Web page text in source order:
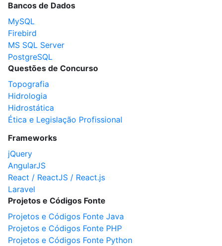
Bancos de Dados
MySQL
Firebird
MS SQL Server
PostgreSQL
Questões de Concurso
Topografia
Hidrologia
Hidrostática
Ética e Legislação Profissional
Frameworks
jQuery
AngularJS
React / ReactJS / React.js
Laravel
Projetos e Códigos Fonte
Projetos e Códigos Fonte Java
Projetos e Códigos Fonte PHP
Projetos e Códigos Fonte Python